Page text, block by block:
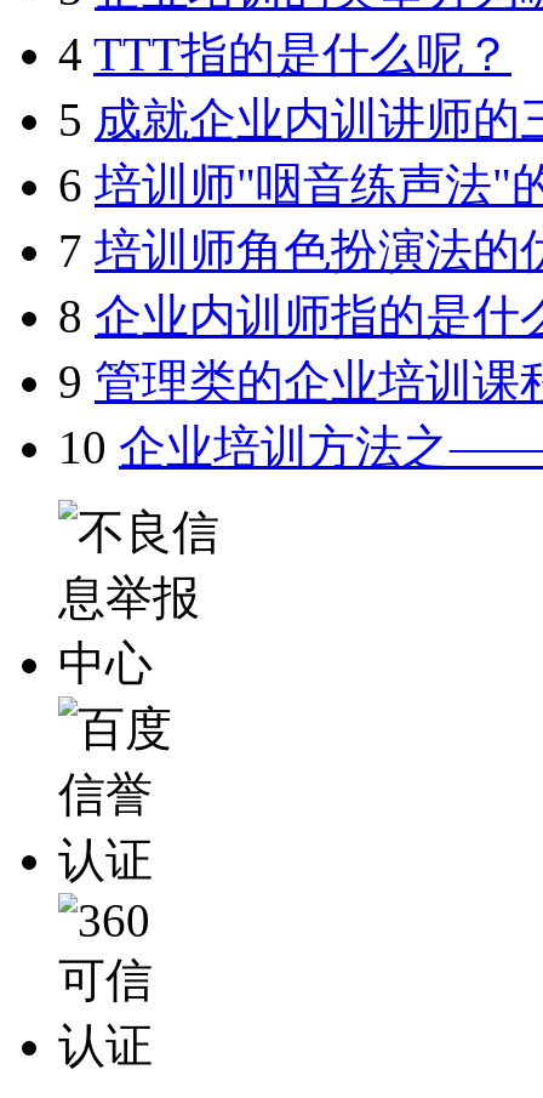
4 TTT指的是什么呢？
5 成就企业内训讲师的
6 培训师"咽音练声法"
7 培训师角色扮演法的
8 企业内训师指的是什
9 管理类的企业培训课
10 企业培训方法之